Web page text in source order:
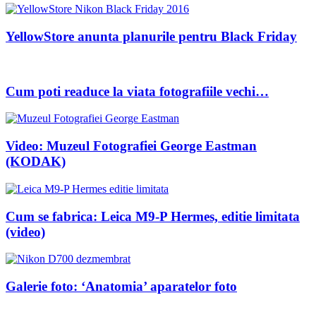
YellowStore anunta planurile pentru Black Friday
Cum poti readuce la viata fotografiile vechi…
Video: Muzeul Fotografiei George Eastman
(KODAK)
Cum se fabrica: Leica M9-P Hermes, editie limitata
(video)
Galerie foto: ‘Anatomia’ aparatelor foto